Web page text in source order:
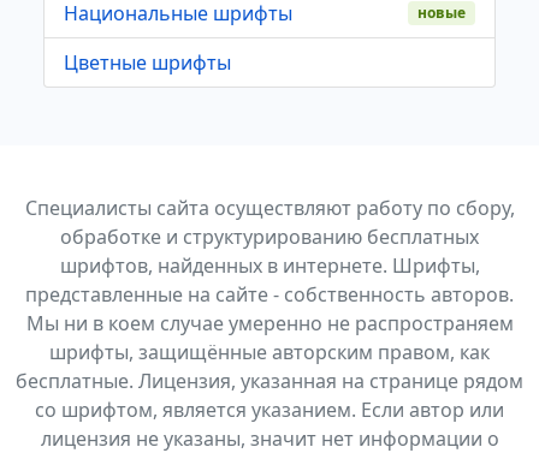
Национальные шрифты
новые
Цветные шрифты
Специалисты сайта осуществляют работу по сбору,
обработке и структурированию бесплатных
шрифтов, найденных в интернете. Шрифты,
представленные на сайте - собственность авторов.
Мы ни в коем случае умеренно не распространяем
шрифты, защищённые авторским правом, как
бесплатные. Лицензия, указанная на странице рядом
со шрифтом, является указанием. Если автор или
лицензия не указаны, значит нет информации о